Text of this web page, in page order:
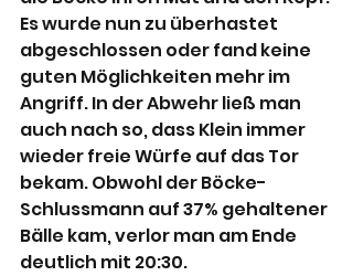
Es wurde nun zu überhastet
abgeschlossen oder fand keine
guten Möglichkeiten mehr im
Angriff. In der Abwehr ließ man
auch nach so, dass Klein immer
wieder freie Würfe auf das Tor
bekam. Obwohl der Böcke-
Schlussmann auf 37% gehaltener
Bälle kam, verlor man am Ende
deutlich mit 20:30.